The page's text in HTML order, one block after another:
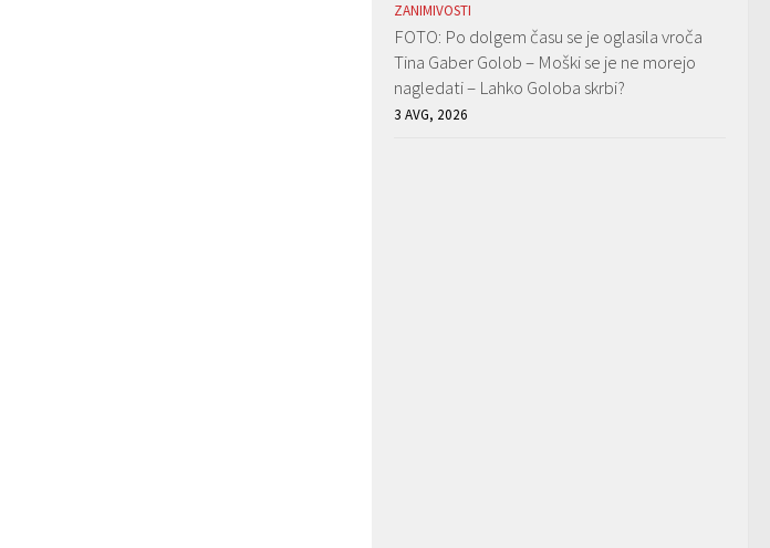
ZANIMIVOSTI
FOTO: Po dolgem času se je oglasila vroča
Tina Gaber Golob – Moški se je ne morejo
nagledati – Lahko Goloba skrbi?
3 AVG, 2026